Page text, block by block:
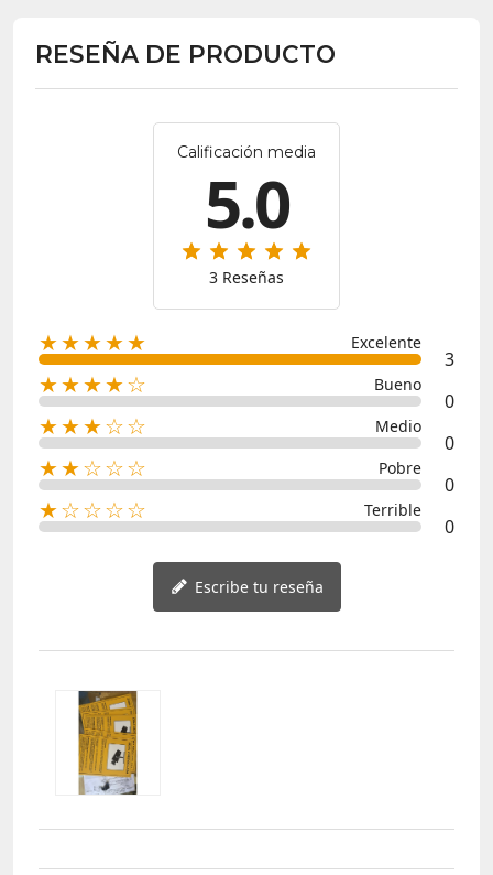
RESEÑA DE PRODUCTO
Calificación media
5.0
3 Reseñas
★★★★★ Excelente
3
★★★★☆
Bueno
0
★★★☆☆
Medio
0
★★☆☆☆
Pobre
0
★☆☆☆☆
Terrible
0
Escribe tu reseña